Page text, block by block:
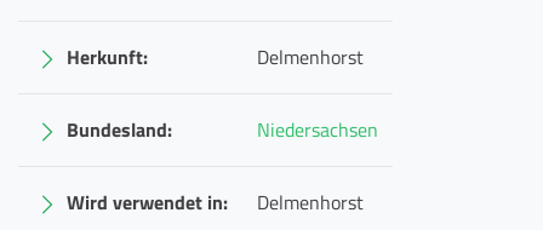
Herkunft: Delmenhorst
Bundesland: Niedersachsen
Wird verwendet in: Delmenhorst